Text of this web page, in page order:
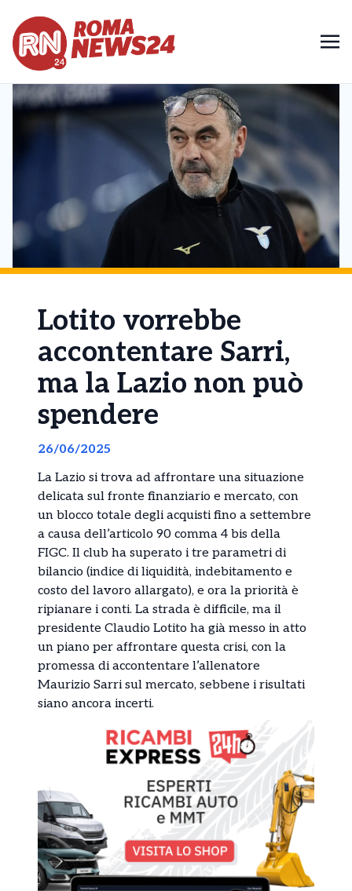
Lotito vorrebbe
accontentare Sarri,
ma la Lazio non può
spendere
26/06/2025
La Lazio si trova ad affrontare una situazione
delicata sul fronte finanziario e mercato, con
un blocco totale degli acquisti fino a settembre
a causa dell’articolo 90 comma 4 bis della
FIGC. Il club ha superato i tre parametri di
bilancio (indice di liquidità, indebitamento e
costo del lavoro allargato), e ora la priorità è
ripianare i conti. La strada è difficile, ma il
presidente Claudio Lotito ha già messo in atto
un piano per affrontare questa crisi, con la
promessa di accontentare l’allenatore
Maurizio Sarri sul mercato, sebbene i risultati
siano ancora incerti.